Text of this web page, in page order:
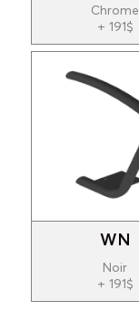
Chrome
+ 191$
WN
Noir
+ 191$